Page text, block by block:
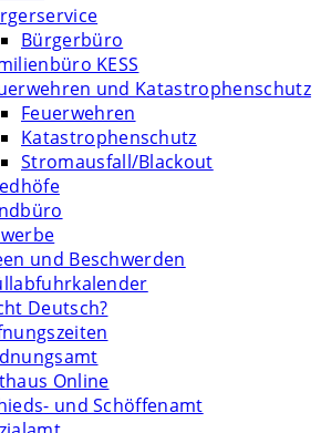
Bürgerbüro
KESS
und Katastrophenschutz
Feuerwehren
Katastrophenschutz
Stromausfall/Blackout
und Beschwerden
Deutsch?
Online
und Schöffenamt